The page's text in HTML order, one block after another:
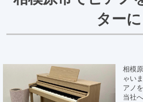
ター
相模
ゃい
アノ
当社